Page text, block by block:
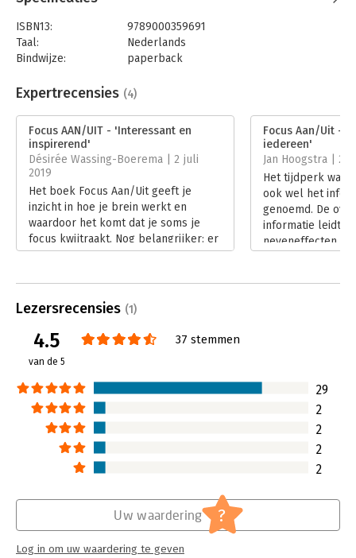
Talks gegeven over de werking van het brein en wereldwijd
hebben meer dan 100.000 mensen een focustraining bij hem
gevolgd. Zijn eerdere boeken zijn in zes talen verschenen.
‘Beknopt, vlot geschreven en praktische handvatten om meer
ISBN13:
9789000359691
Taal:
Nederlands
Bindwijze:
paperback
Uitgever:
Unieboek | Het Spectrum
Verschijningsdatum:
Hoofdrubriek: Persoonlijke effectiviteit
Expertrecensies (4)
Focus AAN/UIT - 'Interessant en
inspirerend'
Désirée Wassing-Boerema | 2 juli
2019
Het boek Focus Aan/Uit geeft je
inzicht in hoe je brein werkt en
waardoor het komt dat je soms je
focus kwijtraakt. Nog belangrijker: er
staan veel tips en tricks in om ervoor
kan voorkomen én terug kan krijgen.
Lees verder
Focus Aan/Uit -
iedereen'
Jan Hoogstra | 24
Het tijdperk
ook wel het
genoemd. De
informatie leidt
neveneffecten,
Lezersrecensies (1)
4.5
van de 5
37 stemmen
29
2
2
2
2
Uw waardering ?
Log in om uw waardering te geven